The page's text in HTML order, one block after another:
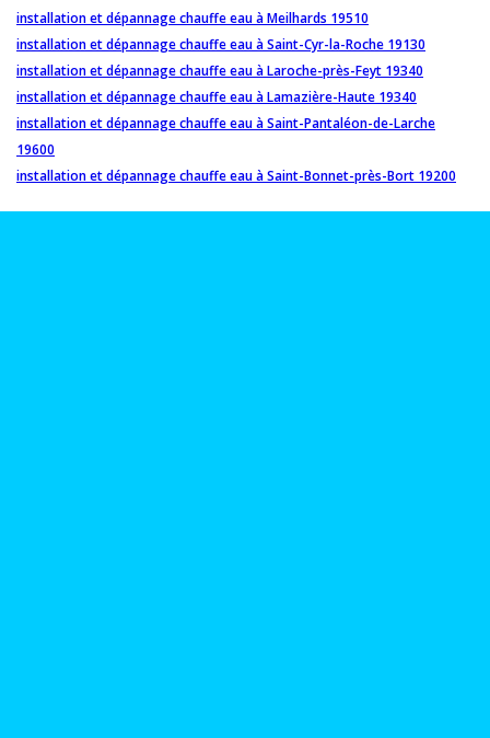
installation et dépannage chauffe eau à Meilhards 19510
installation et dépannage chauffe eau à Saint-Cyr-la-Roche 19130
installation et dépannage chauffe eau à Laroche-près-Feyt 19340
installation et dépannage chauffe eau à Lamazière-Haute 19340
installation et dépannage chauffe eau à Saint-Pantaléon-de-Larche
19600
installation et dépannage chauffe eau à Saint-Bonnet-près-Bort 19200